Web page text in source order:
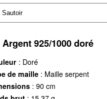
925/1000 doré
: Doré
de maille: Maille serpent
: 90 cm